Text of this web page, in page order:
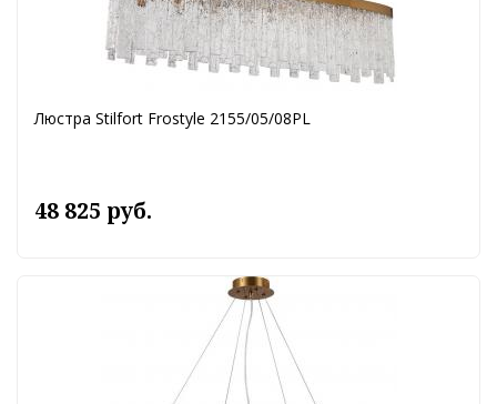
Люстра Stilfort Frostyle 2155/05/08PL
48 825 руб.